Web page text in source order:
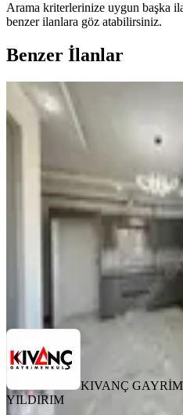
Arama kriterlerinize uygun başka
benzer ilanlara göz atabilirsiniz.
Benzer İlanlar
YENİ
Kıvanç
Yeşilyurt,
3+1· 185 m²·
26.000 ₺
KIVANÇ GAYRİMENKUL
KIVANÇ
YILDIRIM